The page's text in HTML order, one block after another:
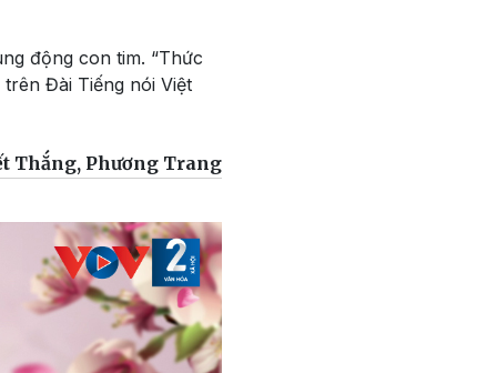
động con tim. “Thức
Đài Tiếng nói Việt
Thắng, Phương Trang